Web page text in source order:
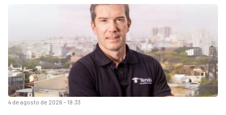
4 de agosto de 2026 - 19:33